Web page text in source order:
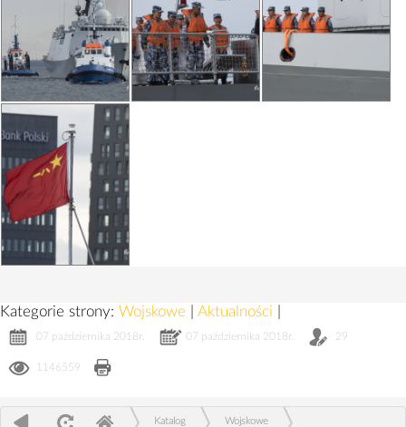
Kategorie strony: Wojskowe Aktualności
07 października 2018r. 07 października 2018r. 29
1146559
Katalog Wojskowe